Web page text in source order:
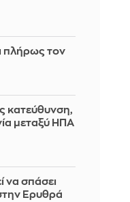
πλήρως τον
κατεύθυνση,
μεταξύ ΗΠΑ
να σπάσει
Ερυθρά